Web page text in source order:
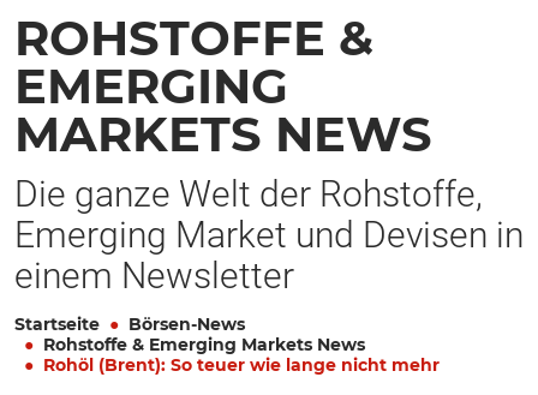
ROHSTOFFE &
EMERGING
MARKETS NEWS
Die ganze Welt der Rohstoffe,
Emerging Market und Devisen in
einem Newsletter
Startseite
Börsen-News
Rohstoffe & Emerging Markets News
Rohöl (Brent): So teuer wie lange nicht mehr